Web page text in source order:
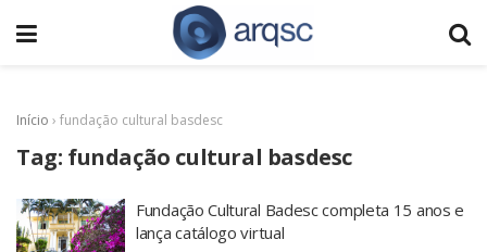
Início › fundação cultural basdesc
Tag: fundação cultural basdesc
Fundação Cultural Badesc completa 15 anos e
lança catálogo virtual